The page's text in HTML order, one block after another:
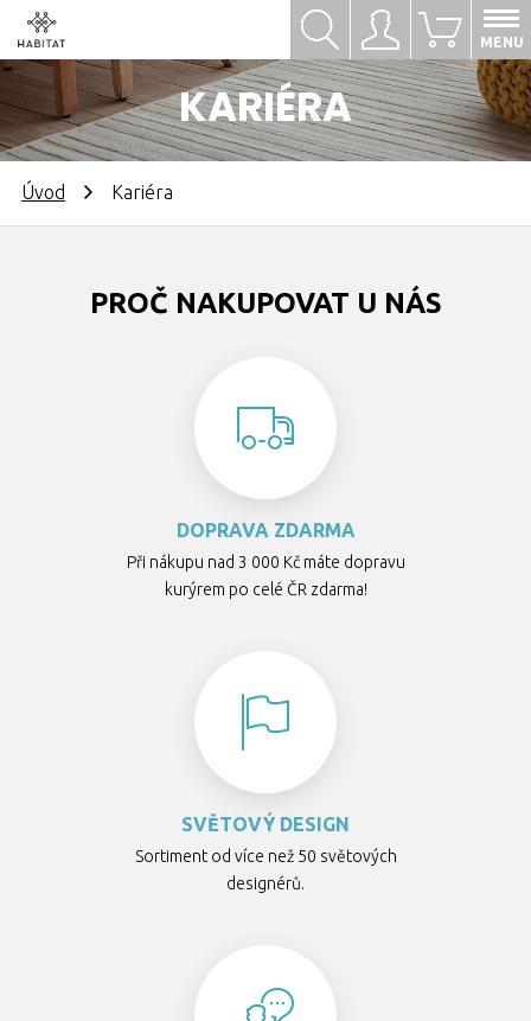
Přihlásit se
KARIÉRA
0
MENU
Hledat
Úvod Kariéra
PROČ NAKUPOVAT U NÁS
DOPRAVA ZDARMA
Při nákupu nad 3 000 Kč máte dopravu
kurýrem po celé ČR zdarma!
SVĚTOVÝ DESIGN
Sortiment od více než 50 světových
designérů.